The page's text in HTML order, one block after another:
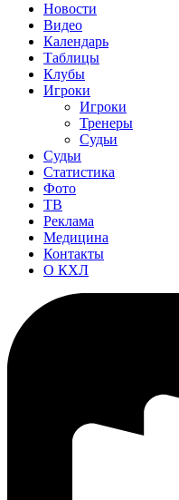
Новости
Видео
Календарь
Таблицы
Клубы
Игроки
Игроки
Тренеры
Судьи
Судьи
Статистика
Фото
ТВ
Реклама
Медицина
Контакты
О КХЛ